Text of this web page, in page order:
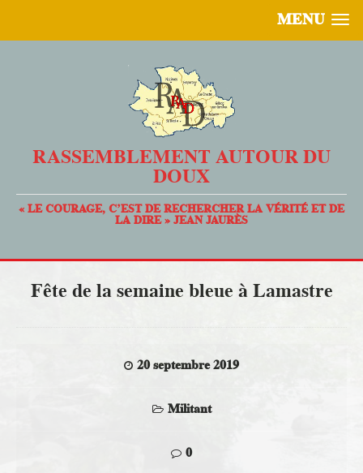
MENU
RASSEMBLEMENT AUTOUR DU
DOUX
« LE COURAGE, C’EST DE RECHERCHER LA VÉRITÉ ET DE
LA DIRE » JEAN JAURÈS
Fête de la semaine bleue à Lamastre
20 septembre 2019
Militant
0